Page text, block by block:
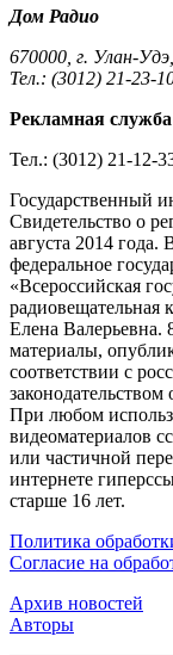
Дом Радио
670000, г. Улан-
Тел.: (3012) 21-23-
Рекламная служба
Тел.: (3012) 21-12-
Государственный
Cвидетельство о
августа 2014 года.
федеральное
«Всероссийская
радиовещательная
Елена Валерьевна.
материалы,
соответствии с
При любом
видеоматериалов
или частичной
интернете
старше 16 лет.
Политика
Согласие на
Архив новостей
Авторы